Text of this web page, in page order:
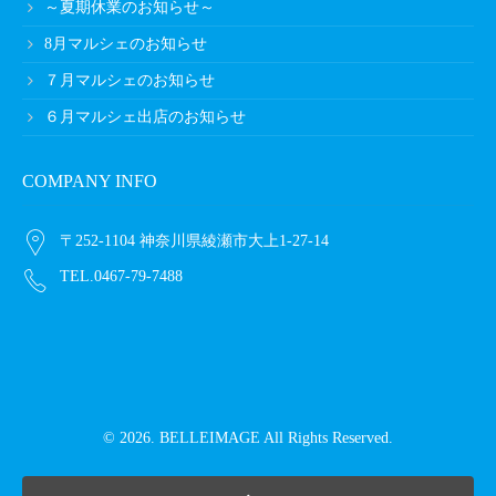
～夏期休業のお知らせ～
8月マルシェのお知らせ
７月マルシェのお知らせ
６月マルシェ出店のお知らせ
COMPANY INFO
〒252-1104 神奈川県綾瀬市大上1-27-14
TEL.0467-79-7488
© 2026. BELLEIMAGE All Rights Reserved.